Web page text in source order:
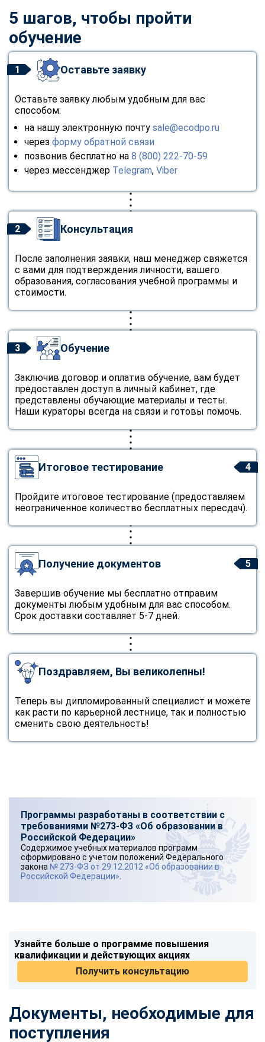
5 шагов, чтобы пройти
обучение
1 Оставьте заявку
Оставьте заявку любым удобным для вас
способом:
на нашу электронную почту sale@ecodpo.ru
через форму обратной связи
позвонив бесплатно на 8 (800) 222-70-59
через мессенджер Telegram, Viber
2 Консультация
После заполнения заявки, наш менеджер свяжется
с вами для подтверждения личности, вашего
образования, согласования учебной программы и
стоимости.
3 Обучение
Заключив договор и оплатив обучение, вам будет
предоставлен доступ в личный кабинет, где
представлены обучающие материалы и тесты.
Наши кураторы всегда на связи и готовы помочь.
4
Итоговое тестирование
Пройдите итоговое тестирование (предоставляем
неограниченное количество бесплатных пересдач).
5
Получение документов
Завершив обучение мы бесплатно отправим
документы любым удобным для вас способом.
Срок доставки составляет 5-7 дней.
Поздравляем, Вы великолепны!
Теперь вы дипломированный специалист и можете
как расти по карьерной лестнице, так и полностью
сменить свою деятельность!
Программы разработаны в соответствии с
требованиями №273-ФЗ «Об образовании в
Российской Федерации»
Содержимое учебных материалов программ
сформировано с учетом положений Федерального
закона № 273-ФЗ от 29.12.2012 «Об образовании в
Российской Федерации»
Узнайте больше о программе повышения
квалификации и действующих акциях
Получить консультацию
Документы, необходимые для
поступления